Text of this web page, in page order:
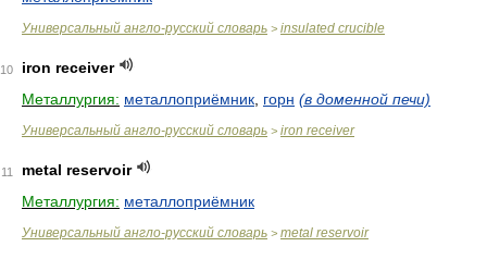
Универсальный англо-русский словарь > insulated crucible
10
iron receiver
Металлургия: металлоприёмник горн (в доменной печи)
Универсальный англо-русский словарь > iron receiver
11
metal reservoir
Металлургия: металлоприёмник
Универсальный англо-русский словарь > metal reservoir